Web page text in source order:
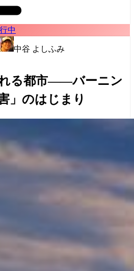
中
中谷 よしふみ
る都市――バーニン
」のはじまり